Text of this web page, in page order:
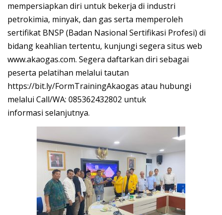
mempersiapkan diri untuk bekerja di industri
petrokimia, minyak, dan gas serta memperoleh
sertifikat BNSP (Badan Nasional Sertifikasi Profesi) di
bidang keahlian tertentu, kunjungi segera situs web
www.akaogas.com. Segera daftarkan diri sebagai
peserta pelatihan melalui tautan
https://bit.ly/FormTrainingAkaogas atau hubungi
melalui Call/WA: 085362432802 untuk
informasi selanjutnya.